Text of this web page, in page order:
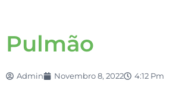
Pulmão
Admin Novembro 8, 2022 4:12 Pm